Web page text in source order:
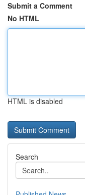
Submit a Comment
No HTML
HTML is disabled
Search